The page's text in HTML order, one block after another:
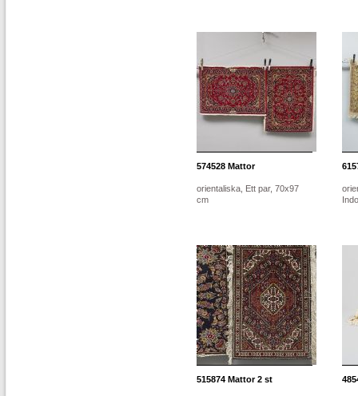
574528 Mattor
orientaliska, Ett par, 70x97
cm
515874 Mattor 2 st